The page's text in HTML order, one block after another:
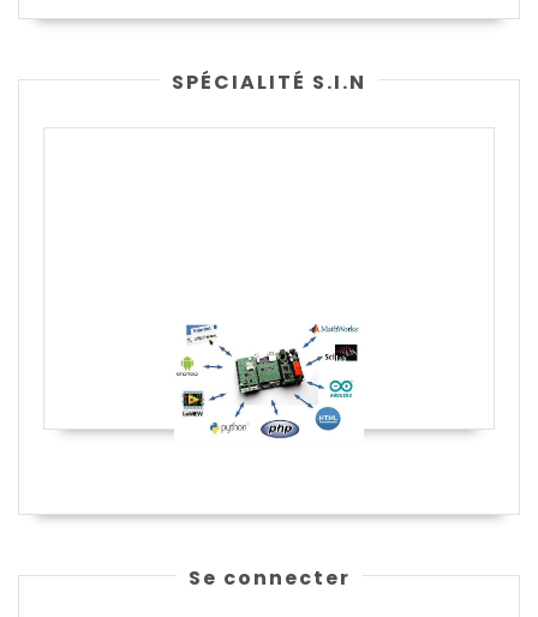
SPÉCIALITÉ S.I.N
Se connecter